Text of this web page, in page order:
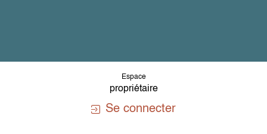
Espace
propriétaire
Se connecter